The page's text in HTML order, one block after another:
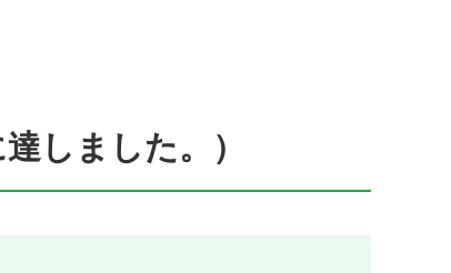
しました。）